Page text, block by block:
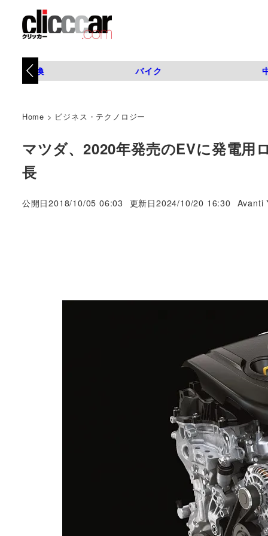
タイヤ交換 バイク
Home > ビジネス・テクノロジー
マツダ、2020年発売のEVに発電用
長
公開日2018/10/05 06:03 更新日2024/10/20 16:30
著
Avanti